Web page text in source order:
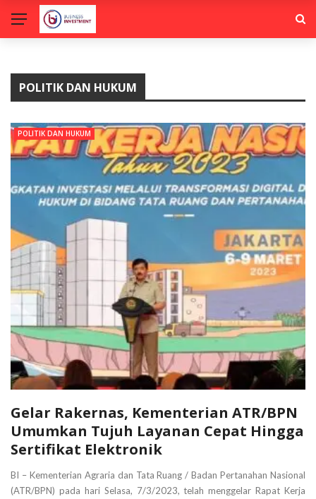
POLITIK DAN HUKUM
POLITIK DAN HUKUM
Gelar Rakernas, Kementerian ATR/BPN
Umumkan Tujuh Layanan Cepat Hingga
Sertifikat Elektronik
BI – Kementerian Agraria dan Tata Ruang / Badan Pertanahan Nasional
(ATR/BPN) pada hari Selasa, 7/3/2023, telah menggelar Rapat Kerja